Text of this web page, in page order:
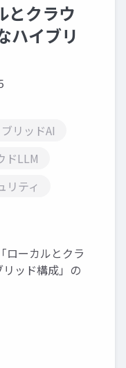
とクラウ
ハイブリ
リッドAI
ドLLM
リティ
ローカルとクラ
ッド構成」の